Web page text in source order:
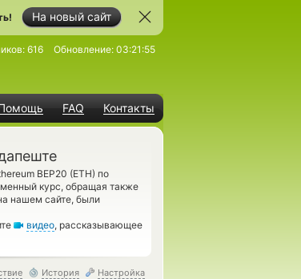
На новый сайт
FAQ Контакты
616 Обновление: 03:21:55
BEP20 (ETH) по
курс, обращая также
нашем сайте, были
видео, рассказывающее
История Настройка